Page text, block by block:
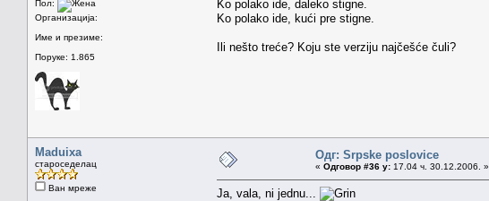
Пол:
Организација:
Име и презиме:
Поруке: 1.865
Ko polako ide, daleko stigne.
Ko polako ide, kući pre stigne.
Ili nešto treće? Koju ste verziju najčešće čuli?
Maduixa
староседелац
Ван мреже
Одг: Srpske poslovice
« Одговор #36 у: 17.04 ч. 30.12.2006. »
Ja, vala, ni jednu...